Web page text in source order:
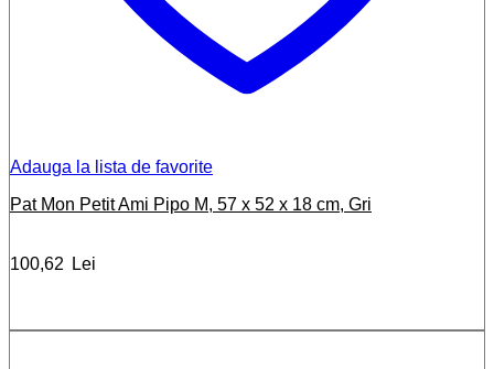
Adauga la lista de favorite
Pat Mon Petit Ami Pipo M, 57 x 52 x 18 cm, Gri
100,62 Lei